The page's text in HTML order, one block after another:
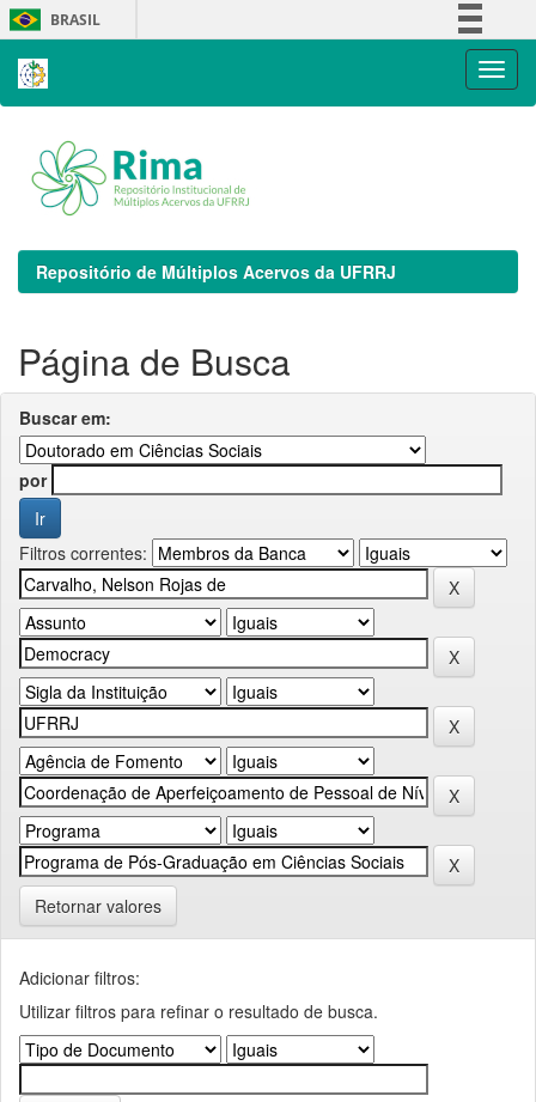
Skip
navigation
BRASIL
Repositório de Múltiplos Acervos da UFRRJ
Página de Busca
Buscar em:
por
Filtros correntes:
Retornar valores
Adicionar filtros:
Utilizar filtros para refinar o resultado de busca.